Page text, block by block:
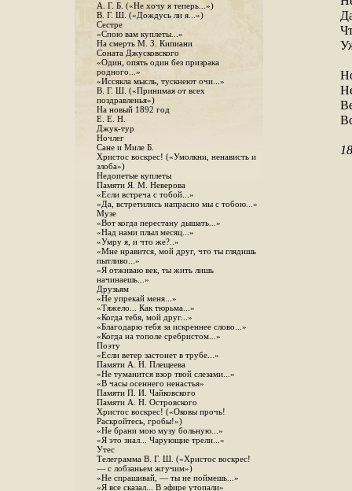
А. Г. Б. («Не хочу я теперь...»)
В. Г. Ш. («Дождусь ли я...»)
Сестре
«Спою вам куплеты...»
На смерть М. З. Кипиани
Соната Джусковского
«Один, опять один без призрака
родного...»
«Иссякла мысль, тускнеют очи...»
В. Г. Ш. («Принимая от всех
поздравленья»)
На новый 1892 год
Е. Е. Н.
Джук-тур
Ночлег
Сане и Миле Б.
Христос воскрес! («Умолкни, ненависть и
злоба»)
Недопетые куплеты
Памяти Я. М. Неверова
«Если встреча с тобой...»
«Да, встретились напрасно мы с тобою...»
Музе
«Вот когда перестану дышать...»
«Над нами плыл месяц...»
«Умру я, и что же?..»
«Мне нравится, мой друг, что ты глядишь
пытливо...»
«Я отживаю век, ты жить лишь
начинаешь...»
Друзьям
«Не упрекай меня...»
«Тяжело... Как тюрьма...»
«Когда тебя, мой друг...»
«Благодарю тебя за искреннее слово...»
«Когда на тополе сребристом...»
Поэту
«Если ветер застонет в трубе...»
Памяти А. Н. Плещеева
«Не туманится взор твой слезами...»
«В часы осеннего ненастья»
Памяти П. И. Чайковского
Памяти А. Н. Островского
Христос воскрес! («Оковы прочь!
Раскройтесь, гробы!»)
«Не брани мою музу больную...»
«Я это знал... Чарующие трели...»
Утес
Телеграмма В. Г. Ш. («Христос воскрес!
— с лобзаньем жгучим»)
«Не спрашивай, — ты не поймешь...»
«Я все сказал... В эфире утопали»